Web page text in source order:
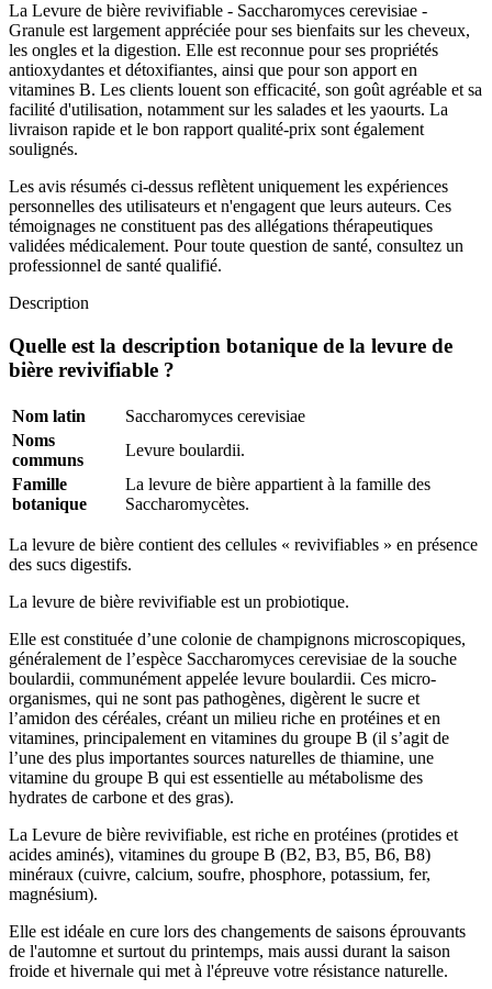
La Levure de bière revivifiable - Saccharomyces cerevisiae -
Granule est largement appréciée pour ses bienfaits sur les cheveux,
les ongles et la digestion. Elle est reconnue pour ses propriétés
antioxydantes et détoxifiantes, ainsi que pour son apport en
vitamines B. Les clients louent son efficacité, son goût agréable et sa
facilité d'utilisation, notamment sur les salades et les yaourts. La
livraison rapide et le bon rapport qualité-prix sont également
soulignés.
Les avis résumés ci-dessus reflètent uniquement les expériences
personnelles des utilisateurs et n'engagent que leurs auteurs. Ces
témoignages ne constituent pas des allégations thérapeutiques
validées médicalement. Pour toute question de santé, consultez un
professionnel de santé qualifié.
Description
Quelle est la description botanique de la levure de
bière revivifiable ?
Nom latin
Saccharomyces cerevisiae
Noms
communs
Levure boulardii.
Famille
botanique
La levure de bière appartient à la famille des
Saccharomycètes.
La levure de bière contient des cellules « revivifiables » en présence
des sucs digestifs.
La levure de bière revivifiable est un probiotique.
Elle est constituée d’une colonie de champignons microscopiques,
généralement de l’espèce Saccharomyces cerevisiae de la souche
boulardii, communément appelée levure boulardii. Ces micro-
organismes, qui ne sont pas pathogènes, digèrent le sucre et
l’amidon des céréales, créant un milieu riche en protéines et en
vitamines, principalement en vitamines du groupe B (il s’agit de
l’une des plus importantes sources naturelles de thiamine, une
vitamine du groupe B qui est essentielle au métabolisme des
hydrates de carbone et des gras).
La Levure de bière revivifiable, est riche en protéines (protides et
acides aminés), vitamines du groupe B (B2, B3, B5, B6, B8)
minéraux (cuivre, calcium, soufre, phosphore, potassium, fer,
magnésium).
Elle est idéale en cure lors des changements de saisons éprouvants
de l'automne et surtout du printemps, mais aussi durant la saison
froide et hivernale qui met à l'épreuve votre résistance naturelle.